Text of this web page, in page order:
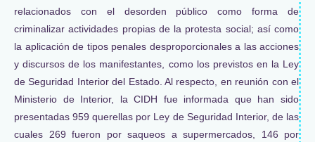
relacionados con el desorden público como forma de
criminalizar actividades propias de la protesta social; así como
la aplicación de tipos penales desproporcionales a las acciones
y discursos de los manifestantes, como los previstos en la Ley
de Seguridad Interior del Estado. Al respecto, en reunión con el
Ministerio de Interior, la CIDH fue informada que han sido
presentadas 959 querellas por Ley de Seguridad Interior, de las
cuales 269 fueron por saqueos a supermercados, 146 por